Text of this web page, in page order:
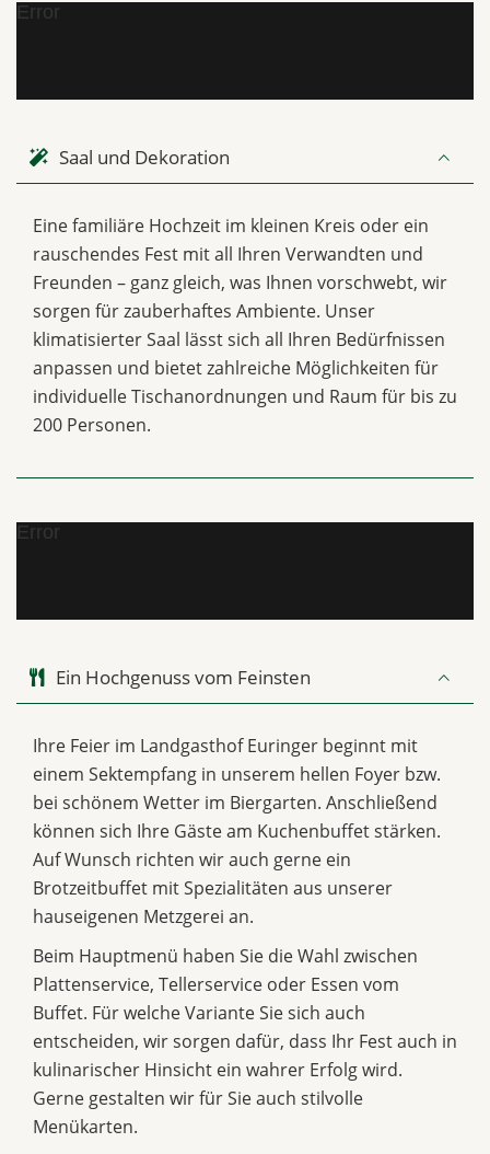
Error
Saal und Dekoration
Eine familiäre Hochzeit im kleinen Kreis oder ein
rauschendes Fest mit all Ihren Verwandten und
Freunden – ganz gleich, was Ihnen vorschwebt, wir
sorgen für zauberhaftes Ambiente. Unser
klimatisierter Saal lässt sich all Ihren Bedürfnissen
anpassen und bietet zahlreiche Möglichkeiten für
individuelle Tischanordnungen und Raum für bis zu
200 Personen.
Error
Ein Hochgenuss vom Feinsten
Ihre Feier im Landgasthof Euringer beginnt mit
einem Sektempfang in unserem hellen Foyer bzw.
bei schönem Wetter im Biergarten. Anschließend
können sich Ihre Gäste am Kuchenbuffet stärken.
Auf Wunsch richten wir auch gerne ein
Brotzeitbuffet mit Spezialitäten aus unserer
hauseigenen Metzgerei an.
Beim Hauptmenü haben Sie die Wahl zwischen
Plattenservice, Tellerservice oder Essen vom
Buffet. Für welche Variante Sie sich auch
entscheiden, wir sorgen dafür, dass Ihr Fest auch in
kulinarischer Hinsicht ein wahrer Erfolg wird.
Gerne gestalten wir für Sie auch stilvolle
Menükarten.